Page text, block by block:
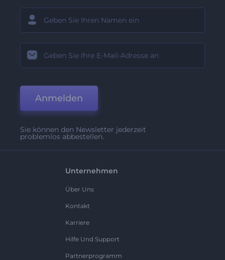
Anmelden
Sie können den Newsletter jederzeit
problemlos abbestellen.
Unternehmen
Über Uns
Kontakt
Karriere
Hilfe Und Support
Partnerprogramm